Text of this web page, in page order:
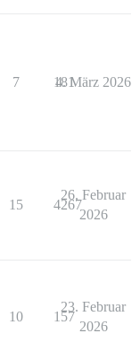
7 181
4. März 2026
15 4267
26. Februar
2026
10 157
23. Februar
2026